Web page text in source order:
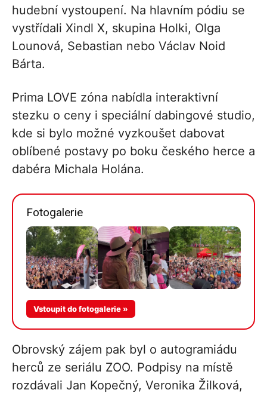
hudební vystoupení. Na hlavním pódiu se
vystřídali Xindl X, skupina Holki, Olga
Lounová, Sebastian nebo Václav Noid
Bárta.
Prima LOVE zóna nabídla interaktivní
stezku o ceny i speciální dabingové studio,
kde si bylo možné vyzkoušet dabovat
oblíbené postavy po boku českého herce a
dabéra Michala Holána.
Fotogalerie
Vstoupit do fotogalerie »
Obrovský zájem pak byl o autogramiádu
herců ze seriálu ZOO. Podpisy na místě
rozdávali Jan Kopečný, Veronika Žilková,